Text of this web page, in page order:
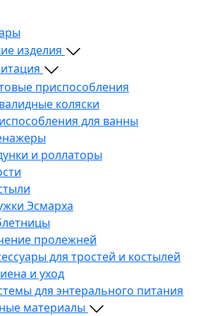
изделия
приспособления
коляски
для ванны
и роллаторы
Эсмарха
пролежней
для тростей и костылей
и уход
для энтерального питания
материалы